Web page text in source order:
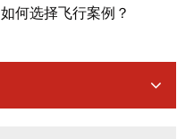
如何选择飞行案例？